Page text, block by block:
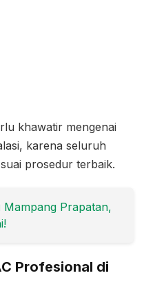
khawatir mengenai
karena seluruh
prosedur terbaik.
Mampang Prapatan,
Profesional di